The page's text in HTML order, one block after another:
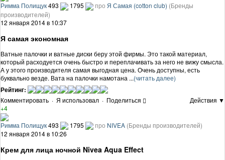
Римма Полищук493 1795 про Я Самая (cotton club) (Бренды
производителей)
12 января 2014 в 10:37
Я самая экономная
Ватные палочки и ватные диски беру этой фирмы. Это такой материал,
который расходуется очень быстро и переплачивать за него не вижу смысла.
А у этого производителя самая выгодная цена. Очень доступны, есть
буквально везде. Вата на палочки намотана ...(читать далее)
Рейтинг:
Комментировать · Я использовал · Поделиться
Действия ▼
+4
Римма Полищук493 1795 про NIVEA (Бренды производителей)
12 января 2014 в 10:26
Крем для лица ночной Nivea Aqua Effect